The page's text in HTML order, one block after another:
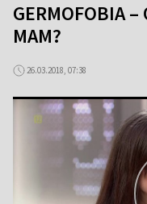
GERMOFOBIA –
MAM?
26.03.2018, 07:38